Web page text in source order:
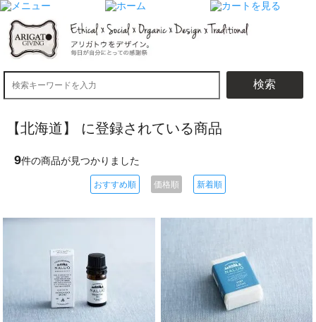
検索
【北海道】 に登録されている商品
9件の商品が見つかりました
おすすめ順 価格順 新着順